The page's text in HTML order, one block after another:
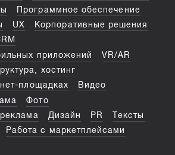
Программное обеспечение
UX
Корпоративные решения
приложений
VR/AR
хостинг
площадках
Видео
Фото
Дизайн PR
Тексты
Работа с маркетплейсами